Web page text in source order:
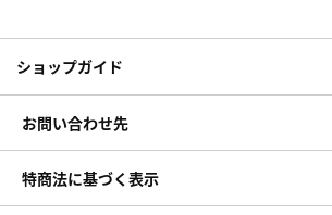
ショップガイド
お問い合わせ先
特商法に基づく表示